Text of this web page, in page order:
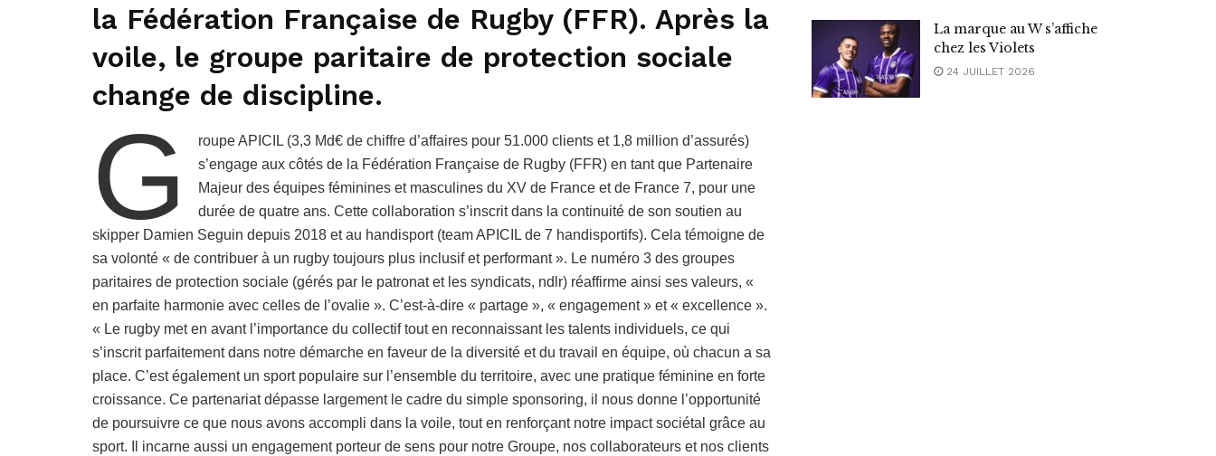
la Fédération Française de Rugby (FFR). Après la
voile, le groupe paritaire de protection sociale
change de discipline.
G
roupe APICIL (3,3 Md€ de chiffre d’affaires pour 51.000 clients et 1,8 million d’assurés)
s’engage aux côtés de la Fédération Française de Rugby (FFR) en tant que Partenaire
Majeur des équipes féminines et masculines du XV de France et de France 7, pour une
durée de quatre ans. Cette collaboration s’inscrit dans la continuité de son soutien au
skipper Damien Seguin depuis 2018 et au handisport (team APICIL de 7 handisportifs). Cela témoigne de
sa volonté « de contribuer à un rugby toujours plus inclusif et performant ». Le numéro 3 des groupes
paritaires de protection sociale (gérés par le patronat et les syndicats, ndlr) réaffirme ainsi ses valeurs, «
en parfaite harmonie avec celles de l’ovalie ». C’est-à-dire « partage », « engagement » et « excellence ».
« Le rugby met en avant l’importance du collectif tout en reconnaissant les talents individuels, ce qui
s’inscrit parfaitement dans notre démarche en faveur de la diversité et du travail en équipe, où chacun a sa
place. C’est également un sport populaire sur l’ensemble du territoire, avec une pratique féminine en forte
croissance. Ce partenariat dépasse largement le cadre du simple sponsoring, il nous donne l’opportunité
de poursuivre ce que nous avons accompli dans la voile, tout en renforçant notre impact sociétal grâce au
sport. Il incarne aussi un engagement porteur de sens pour notre Groupe, nos collaborateurs et nos clients
La marque au W s’affiche
chez les Violets
24 JUILLET 2026